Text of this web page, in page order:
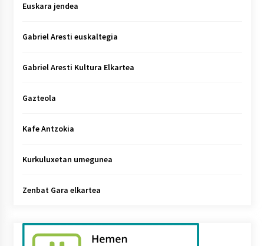
Euskara jendea
Gabriel Aresti euskaltegia
Gabriel Aresti Kultura Elkartea
Gazteola
Kafe Antzokia
Kurkuluxetan umegunea
Zenbat Gara elkartea